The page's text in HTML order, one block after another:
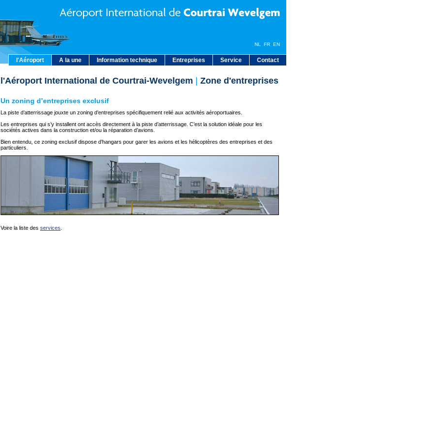
l'Aéroport A la une Information technique Entreprises Service Contact
NL FR EN
l'Aéroport International de Courtrai-Wevelgem Zone d'entreprises
Un zoning d’entreprises exclusif
La piste d’atterrissage jouxte un zoning d’entreprises spécifiquement relié aux activités aéroportuaires.
Les entreprises qui s’y installent ont accès directement à la piste d’atterrissage. C’est la solution idéale pour les
sociétés actives dans la construction et/ou la réparation d’avions.
Bien entendu, ce zoning exclusif dispose d’hangars pour garer les avions et les hélicoptères des entreprises et des
particuliers.
Voire la liste des services